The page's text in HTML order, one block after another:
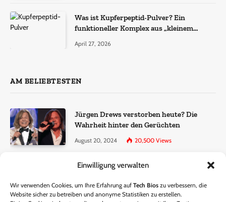
Einwilligung verwalten
Wir verwenden Cookies, um Ihre Erfahrung auf Tech Bios zu verbessern, die
Website sicher zu betreiben und anonyme Statistiken zu erstellen.
Was ist Kupferpeptid-Pulver? Ein
funktioneller Komplex aus „kleinem
April 27, 2026
AM BELIEBTESTEN
Jürgen Drews verstorben heute? Die
Wahrheit hinter den Gerüchten
August 20, 2024 20,500 Views
Ralf Dammasch Traueranzeige:
June 26, 2024 13,286Views